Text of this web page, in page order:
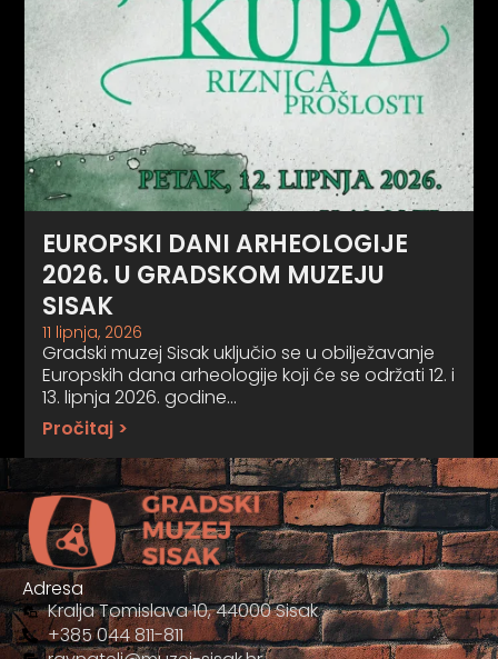
EUROPSKI DANI ARHEOLOGIJE
2026. U GRADSKOM MUZEJU
SISAK
11 lipnja, 2026
Gradski muzej Sisak uključio se u obilježavanje
Europskih dana arheologije koji će se održati 12. i
13. lipnja 2026. godine…
Pročitaj >
Adresa
Kralja Tomislava 10, 44000 Sisak
+385 044 811-811